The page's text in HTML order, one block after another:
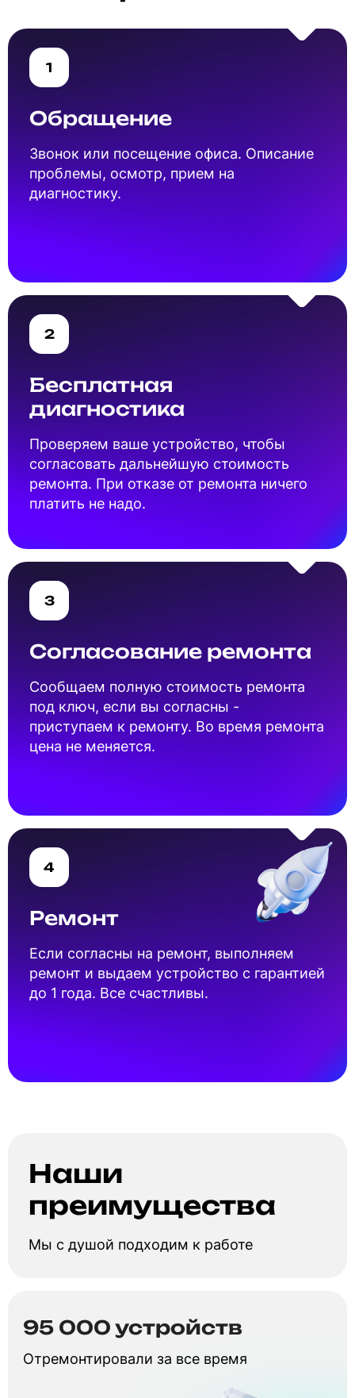
1
Обращение
Звонок или посещение офиса. Описание
проблемы, осмотр, прием на
диагностику.
2
Бесплатная
диагностика
Проверяем ваше устройство, чтобы
согласовать дальнейшую стоимость
ремонта. При отказе от ремонта ничего
платить не надо.
3
Согласование ремонта
Cообщаем полную стоимость ремонта
под ключ, если вы согласны -
приступаем к ремонту. Во время ремонта
цена не меняется.
4
Ремонт
Если согласны на ремонт, выполняем
ремонт и выдаем устройство с гарантией
до 1 года. Все счастливы.
Наши
преимущества
Мы с душой подходим к работе
95 000 устройств
Отремонтировали за все время